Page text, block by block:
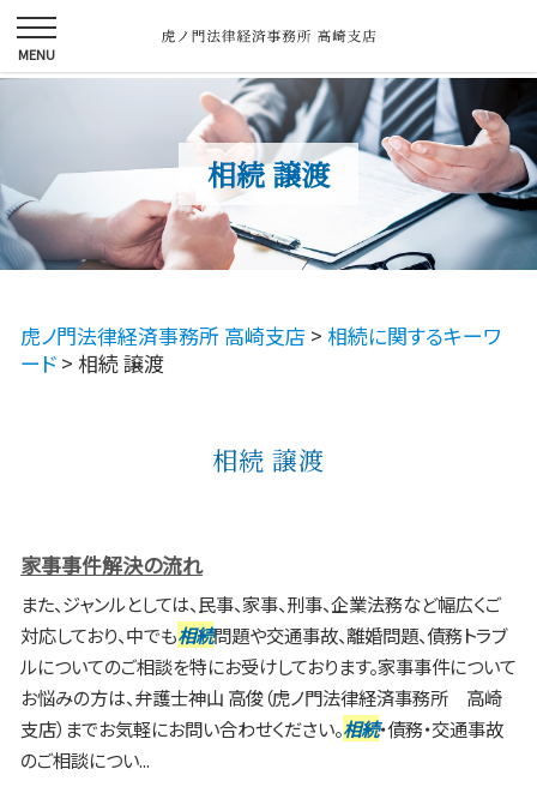
相続 譲渡
虎ノ門法律経済事務所 高崎支店 > 相続に関するキーワ
ード > 相続 譲渡
相続 譲渡
家事事件解決の流れ
また、ジャンルとしては、民事、家事、刑事、企業法務など幅広くご
対応しており、中でも相続問題や交通事故、離婚問題、債務トラブ
ルについてのご相談を特にお受けしております。家事事件について
お悩みの方は、弁護士神山 高俊（虎ノ門法律経済事務所 高崎
支店）までお気軽にお問い合わせください。相続・債務・交通事故
のご相談につい...